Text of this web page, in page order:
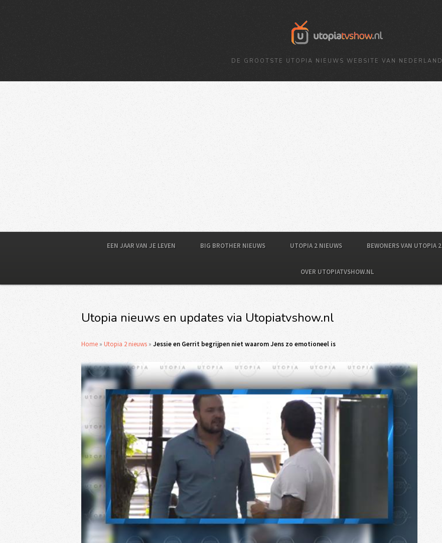
DE GROOTSTE UTOPIA NIEUWS WEBSITE VAN NEDERLAND
EEN JAAR VAN JE LEVEN BIG BROTHER NIEUWS UTOPIA 2 NIEUWS BEWONERS VAN UTOPIA 2
OVER UTOPIATVSHOW.NL
Utopia nieuws en updates via Utopiatvshow.nl
Home » Utopia 2 nieuws » Jessie en Gerrit begrijpen niet waarom Jens zo emotioneel is